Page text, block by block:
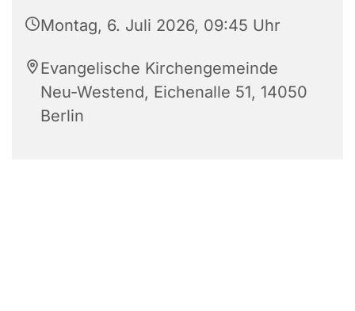
Montag, 6. Juli 2026, 09:45 Uhr
Evangelische Kirchengemeinde
Neu-Westend, Eichenalle 51, 14050
Berlin